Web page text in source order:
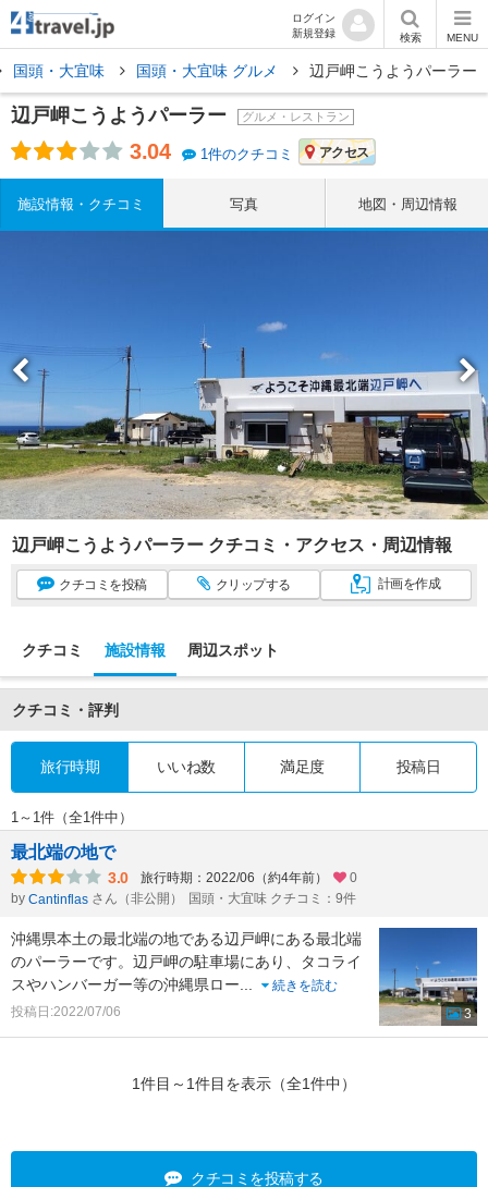
ログイン
新規登録
検索 MENU
国頭・大宜味 国頭・大宜味 グルメ 辺戸岬こうようパーラー
辺戸岬こうようパーラー グルメ・レストラン
3.04 1件のクチコミ アクセス
施設情報・クチコミ 写真 地図・周辺情報
辺戸岬こうようパーラー クチコミ・アクセス・周辺情報
クチコミ を投稿 クリップする 計画を作成
クチコミ 施設情報 周辺スポット
クチコミ・評判
旅行時期 いいね数 満足度 投稿日
1～1件（全1件中）
最北端の地で
3.0 旅行時期：2022/06（約4年前）
0
by Cantinflas さん（非公開） 国頭・大宜味 クチコミ：9件
沖縄県本土の最北端の地である辺戸岬にある最北端
のパーラーです。辺戸岬の駐車場にあり、タコライ
スやハンバーガー等の沖縄県ロー...
続きを読む
投稿日:2022/07/06
3
1件目～1件目を表示（全1件中）
クチコミを投稿する